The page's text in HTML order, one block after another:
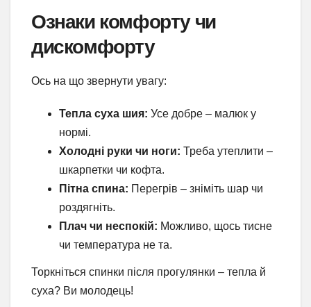
Ознаки комфорту чи
дискомфорту
Ось на що звернути увагу:
Тепла суха шия: Усе добре – малюк у
нормі.
Холодні руки чи ноги: Треба утеплити –
шкарпетки чи кофта.
Пітна спина: Перегрів – зніміть шар чи
роздягніть.
Плач чи неспокій: Можливо, щось тисне
чи температура не та.
Торкніться спинки після прогулянки – тепла й
суха? Ви молодець!